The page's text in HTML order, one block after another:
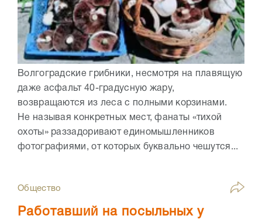
Волгоградские грибники, несмотря на плавящую
даже асфальт 40-градусную жару,
возвращаются из леса с полными корзинами.
Не называя конкретных мест, фанаты «тихой
охоты» раззадоривают единомышленников
фотографиями, от которых буквально чешутся...
Общество
Работавший на посыльных у